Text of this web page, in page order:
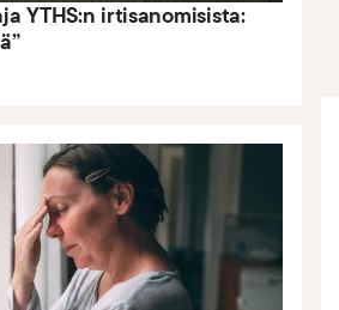
YTHS:n irtisanomisista: